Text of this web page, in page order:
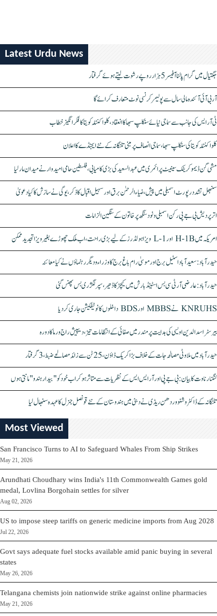
Latest Urdu News
جگتیال میں گرام پالنا آفیسر 5 ہزار روپے رشوت لیتے ہوئے گرفتار
آر بی آئی آئندہ مالی سال سے پولیمر کرنسی نوٹ متعارف کرائے گا
ٹی آر ایس کی جانب سے سماجی نیائے سنکلپ سبھا کا انعقاد، کلواکنٹلہ کویتا کا فکر انگیز خطاب
کلواکنٹلہ کویتا کی سنکلپ سبھا، سماجی انصاف پر مبنی تلنگانہ کے نئے ایجنڈے کا اعلان
مشی گن ڈیموکریٹک سینیٹ پرائمری میں عبدالسعید کی بڑی کامیابی، فلسطین حامی امیدوار نے میدان مار لیا
سنبھل تشدد رپورٹ اسمبلی میں پیش، ضیاء الرحمٰن برق اور سہیل اقبال کا ذکر، یوگی نے سازش کا کیا دعویٰ
اتر پردیش بی جے پی رکن اسمبلی ونود سنگھ پر خاتون کے سنگین الزامات
امریکہ میں H-1B اور L-1 ویزا ہولڈرز کے لیے بڑی راحت، اب ملک چھوڑے بغیر ویزا تجدید ممکن
حیدرآباد: سعیدآباد اسٹیل برج اور موسیٰ رام باغ برج کا وزراء و دیگر رہنماؤں نے کیا معائنہ
حیدرآباد: عارضی آر ٹی سی بس اسٹینڈ بارش میں کیچڑ کا ڈھیر، سپر لگژری بس پھنس گئی
KNRUHS نے MBBS اور BDS داخلوں کا نوٹیفکیشن جاری کر دیا
بیرسٹر اسدالدین اویسی کی ہدایت پر مندر میں صفائی کے انتظامات تیز، دیپیش راج ورما کا دورہ
حیدرآباد میں ملاوٹی مصالحہ جات کے خلاف بڑا کریک ڈاؤن، 25 ٹن سے زائد مصالحے ضبط، 3 گرفتار
کنگنا رناوت کا بیان: بی جے پی اور آر ایس ایس کے نظریات سے متاثر ہو کر اب خود کو "بیدار ہندو" مانتی ہوں
تلنگانہ کے ڈاکٹر وشنو وردھن ریڈی نے دبئی میں ہندوستان کے نئے قونصل جنرل کا عہدہ سنبھال لیا
Most Viewed
San Francisco Turns to AI to Safeguard Whales From Ship Strikes
May 21, 2026
Arundhati Choudhary wins India's 11th Commonwealth Games gold
medal, Lovlina Borgohain settles for silver
Aug 02, 2026
US to impose steep tariffs on generic medicine imports from Aug 2028
Jul 22, 2026
Govt says adequate fuel stocks available amid panic buying in several
states
May 26, 2026
Telangana chemists join nationwide strike against online pharmacies
May 21, 2026